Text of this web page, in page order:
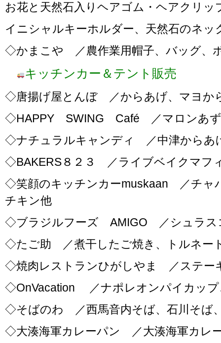
お花と天然石入りヘアゴム・ヘアクリッ
イニシャルキーホルダー、天然石のネッ
◇かまこや ／農作業用帽子、バッグ、
キッチンカー＆テント販売
◇唐揚げ屋とんぼ ／からあげ、マヨか
◇HAPPY SWING Café ／マロンあず
◇ナチュラルキャンディ ／中津からあ
◇BAKERS８２３ ／ライブベイクマフ
◇笑顔のキッチンカーmuskaan ／チャ
チキン他
◇ブラジルフーズ AMIGO ／シュラス
◇たご助 ／煮干したご焼き、トルネー
◇焼肉レストランひがしやま ／ステー
◇OnVacation ／ナポレオンパイカッ
◇そばのわ ／西馬音内そば、石川そば
◇大湊海軍カレーパン ／大湊海軍カレ